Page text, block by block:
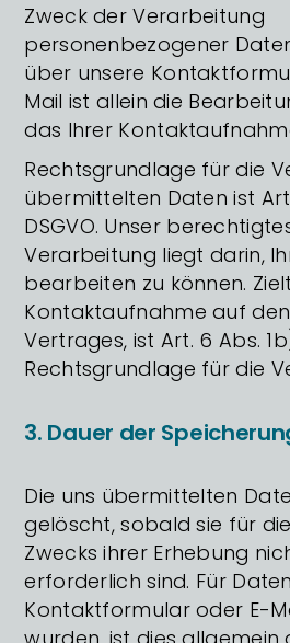
Zweck der Verarbeitung
personenbezogener
über unsere
Mail ist allein die
das Ihrer
Rechtsgrundlage für die
übermittelten Daten ist
DSGVO. Unser
Verarbeitung liegt darin,
bearbeiten zu können.
Kontaktaufnahme auf
Vertrages, ist Art. 6 Abs.
Rechtsgrundlage für die
3. Dauer der
Die uns übermittelten
gelöscht, sobald sie für
Zwecks ihrer Erhebung
erforderlich sind. Für
Kontaktformular oder E-